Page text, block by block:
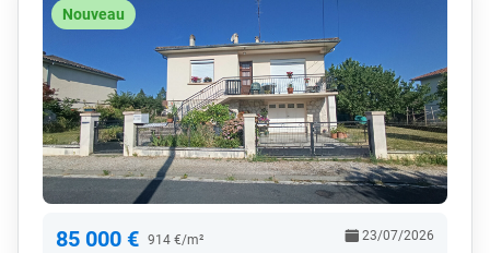
Nouveau
85 000 € 914 €/m² 23/07/2026